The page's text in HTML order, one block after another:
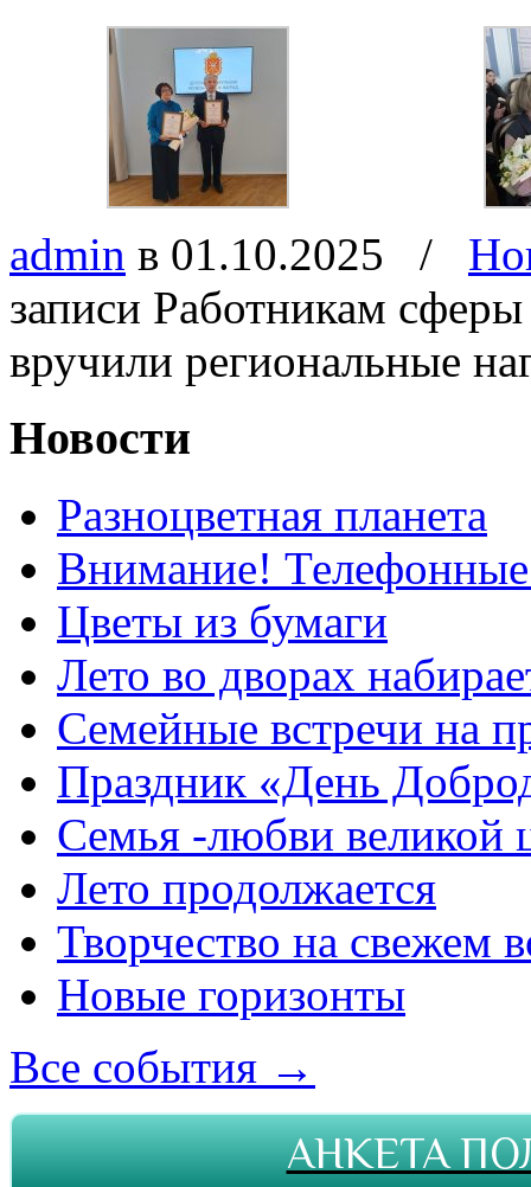
admin в 01.10.2025 /
записи Работникам
вручили региональные
Новости
Разноцветная планета
Внимание!
Цветы из бумаги
Лето во дворах
Семейные встречи на
Праздник «День
Семья -любви великой
Лето продолжается
Творчество на свежем
Новые горизонты
Все события →
АНКЕТА